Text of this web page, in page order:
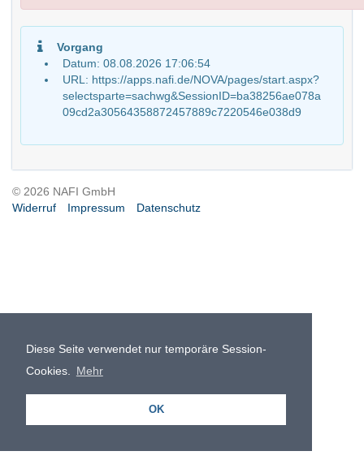
Diese Seite verwendet nur temporäre Session-
Cookies.
Mehr
OK
Vorgang
Datum: 08.08.2026 17:06:54
URL: https://apps.nafi.de/NOVA/pages/start.aspx?
selectsparte=sachwg&SessionID=ba38256ae078a
09cd2a30564358872457889c7220546e038d9
© 2026 NAFI GmbH
Widerruf
Impressum Datenschutz